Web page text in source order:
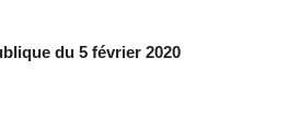
du 5 février 2020